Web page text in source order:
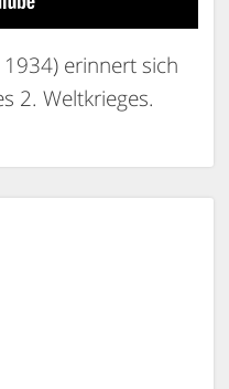
erinnert sich
2. Weltkrieges.